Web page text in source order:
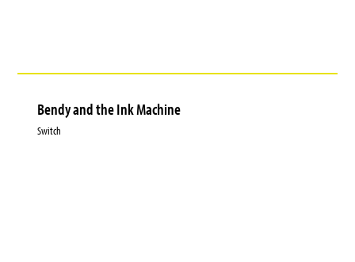
Bendy and the Ink Machine
Switch